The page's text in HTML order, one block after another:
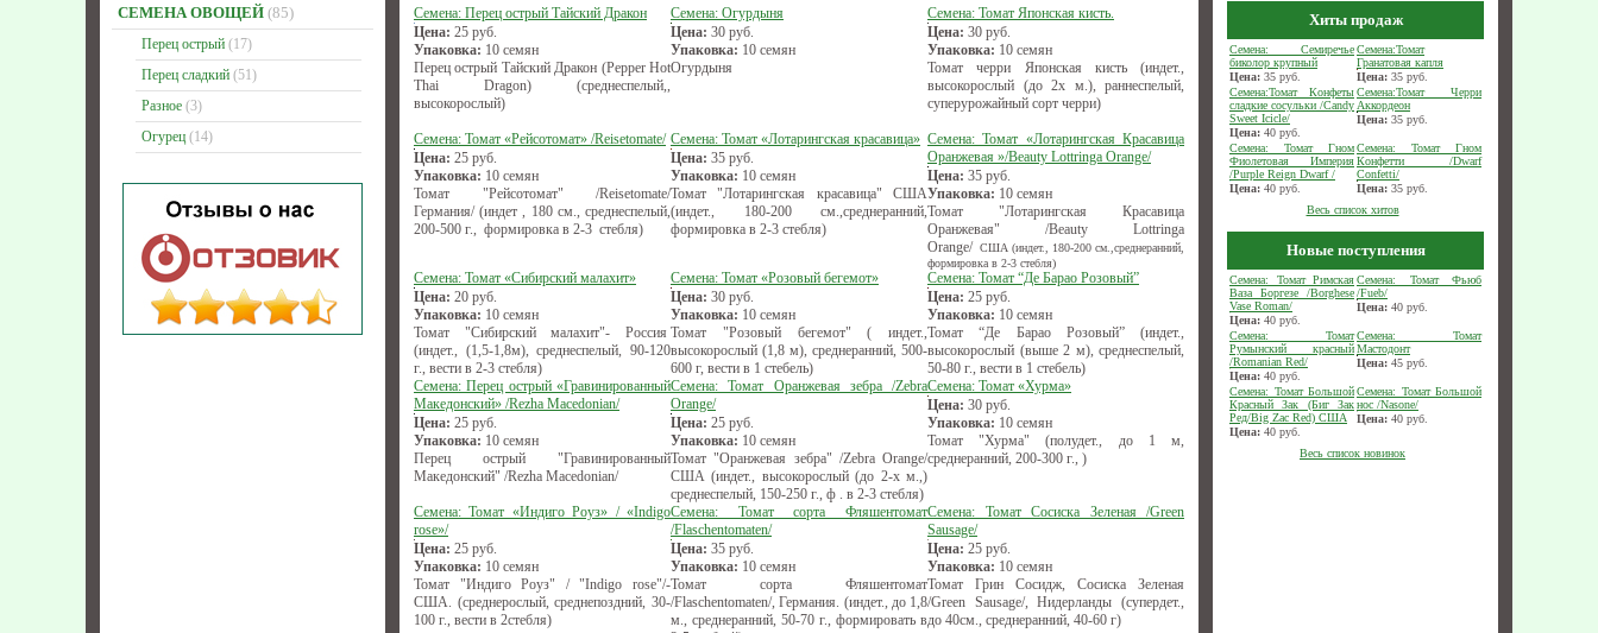
СЕМЕНА ОВОЩЕЙ (85)
Перец острый (17)
Перец сладкий (51)
Разное (3)
Огурец (14)
Семена: Перец острый Тайский Дракон
Цена: 25 руб.
Упаковка: 10 семян
Перец острый Тайский Дракон (Pepper Hot
Thai Dragon) (среднеспелый,,
высокорослый)
Семена: Огурдыня
Цена: 30 руб.
Упаковка: 10 семян
Огурдыня
Семена: Томат Японская кисть.
Цена: 30 руб.
Упаковка: 10 семян
Томат черри Японская кисть (индет.,
высокорослый (до 2х м.), раннеспелый,
суперурожайный сорт черри)
Семена: Томат «Рейсотомат» /Reisetomate/
Цена: 25 руб.
Упаковка: 10 семян
Томат "Рейсотомат" /Reisetomate/
Германия/ (индет , 180 см., среднеспелый,
200-500 г., формировка в 2-3 стебля)
Семена: Томат «Лотарингская красавица»
Цена: 35 руб.
Упаковка: 10 семян
Томат "Лотарингская красавица" США
(индет., 180-200 см.,среднеранний,
формировка в 2-3 стебля)
Семена: Томат «Лотарингская Красавица
Оранжевая »/Beauty Lottringa Оrange/
Цена: 35 руб.
Упаковка: 10 семян
Томат "Лотарингская Красавица
Оранжевая" /Beauty Lottringa
Оrange/ США (индет., 180-200 см.,среднеранний,
формировка в 2-3 стебля)
Семена: Томат «Сибирский малахит»
Цена: 20 руб.
Упаковка: 10 семян
Томат "Сибирский малахит"- Россия
(индет., (1,5-1,8м), среднеспелый, 90-120
г., вести в 2-3 стебля)
Семена: Томат «Розовый бегемот»
Цена: 30 руб.
Упаковка: 10 семян
Томат "Розовый бегемот" ( индет.,
высокорослый (1,8 м), среднеранний, 500-
600 г, вести в 1 стебель)
Семена: Томат “Де Барао Розовый”
Цена: 25 руб.
Упаковка: 10 семян
Томат “Де Барао Розовый” (индет.,
высокорослый (выше 2 м), среднеспелый,
50-80 г., вести в 1 стебель)
Семена: Перец острый «Гравинированный
Македонский» /Rezha Macedonian/
Цена: 25 руб.
Упаковка: 10 семян
Перец острый "Гравинированный
Македонский" /Rezha Macedonian/
Семена: Томат Оранжевая зебра /Zebra
Orange/
Цена: 25 руб.
Упаковка: 10 семян
Томат "Оранжевая зебра" /Zebra Orange/
США (индет., высокорослый (до 2-х м.,)
среднеспелый, 150-250 г., ф . в 2-3 стебля)
Семена: Томат «Хурма»
Цена: 30 руб.
Упаковка: 10 семян
Томат "Хурма" (полудет., до 1 м,
среднеранний, 200-300 г., )
Семена: Томат «Индиго Роуз» / «Indigo
rose»/
Цена: 25 руб.
Упаковка: 10 семян
Томат "Индиго Роуз" / "Indigo rose"/-
США. (среднерослый, среднепоздний, 30-
100 г., вести в 2стебля)
Семена: Томат сорта Фляшентомат
/Flaschentomaten/
Цена: 35 руб.
Упаковка: 10 семян
Томат сорта Фляшентомат
/Flaschentomaten/, Германия. (индет., до 1,8
м., среднеранний, 50-70 г., формировать в
Семена: Томат Сосиска Зеленая /Green
Sausage/
Цена: 25 руб.
Упаковка: 10 семян
Томат Грин Сосидж, Сосиска Зеленая
/Green Sausage/, Нидерланды (супердет.,
до 40см., среднеранний, 40-60 г)
Хиты продаж
Семена: Семиречье
биколор крупный
Цена: 35 руб.
Семена:Томат
Гранатовая капля
Цена: 35 руб.
Семена:Томат Конфеты
сладкие сосульки /Candy
Sweet Icicle/
Цена: 40 руб.
Семена:Томат Черри
Аккордеон
Цена: 35 руб.
Семена: Томат Гном
Фиолетовая Империя
/Purple Reign Dwarf /
Цена: 40 руб.
Семена: Томат Гном
Конфетти /Dwarf
Confetti/
Цена: 35 руб.
Весь список хитов
Новые поступления
Семена: Томат Римская
Ваза Боргезе /Borghese
Vase Roman/
Цена: 40 руб.
Семена: Томат Фьюб
/Fueb/
Цена: 40 руб.
Семена: Томат
Румынский красный
/Romanian Red/
Цена: 40 руб.
Семена: Томат
Мастодонт
Цена: 45 руб.
Семена: Томат Большой
Красный Зак (Биг Зак
Ред/Big Zac Red) США
Цена: 40 руб.
Семена: Томат Большой
нос /Nasone/
Цена: 40 руб.
Весь список новинок